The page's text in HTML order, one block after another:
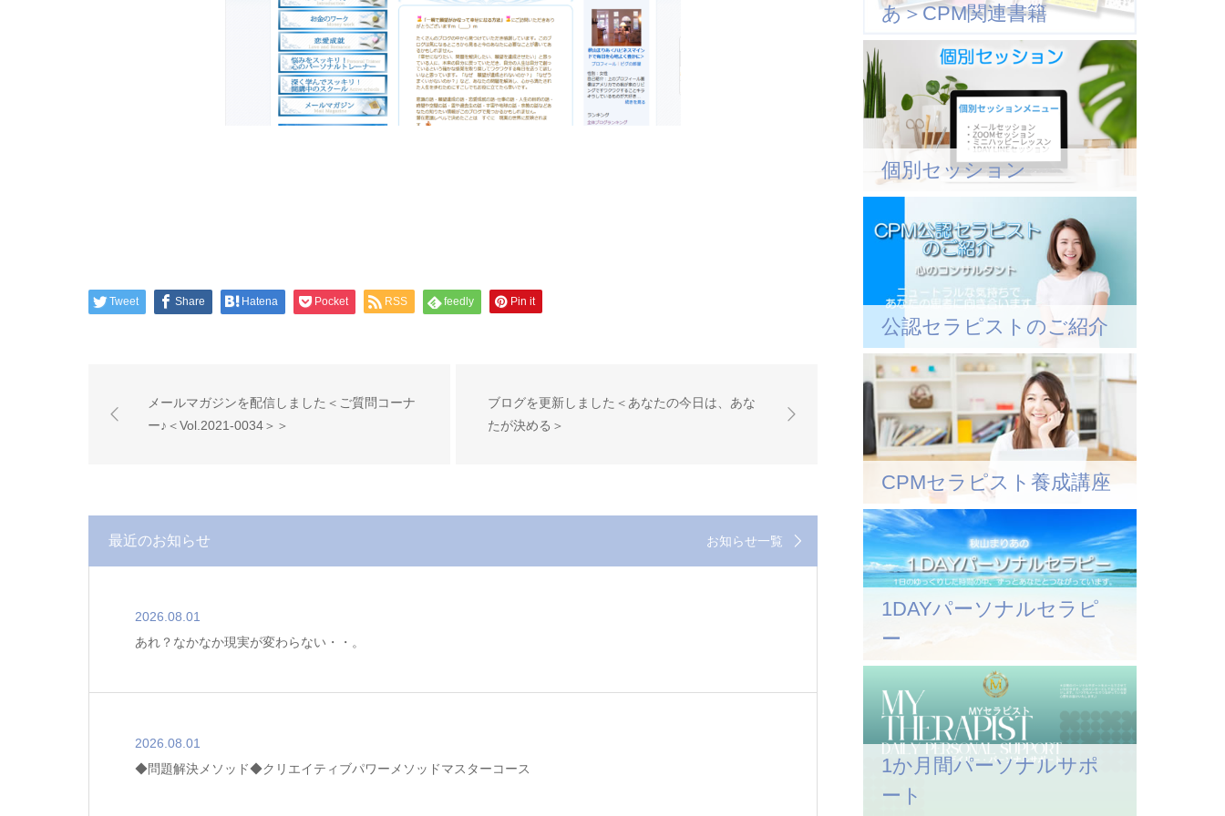
Tweet Share Hatena Pocket RSS feedly Pin it
メールマガジンを配信しました＜ご質問コーナ
ー♪＜Vol.2021-0034＞＞
ブログを更新しました＜あなたの今日は、あな
たが決める＞
最近のお知らせ お知らせ一覧
2026.08.01
あれ？なかなか現実が変わらない・・。
2026.08.01
◆問題解決メソッド◆クリエイティブパワーメソッドマスターコース
あ＞CPM関連書籍
個別セッション
公認セラピストのご紹介
CPMセラピスト養成講座
1DAYパーソナルセラピ
ー
1か月間パーソナルサポ
ート